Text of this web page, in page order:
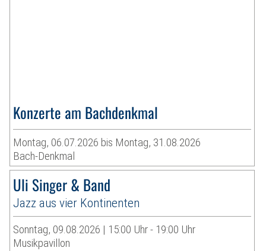
Konzerte am Bachdenkmal
Montag, 06.07.2026 bis Montag, 31.08.2026
Bach-Denkmal
Uli Singer & Band
Jazz aus vier Kontinenten
Sonntag, 09.08.2026 | 15:00 Uhr - 19:00 Uhr
Musikpavillon